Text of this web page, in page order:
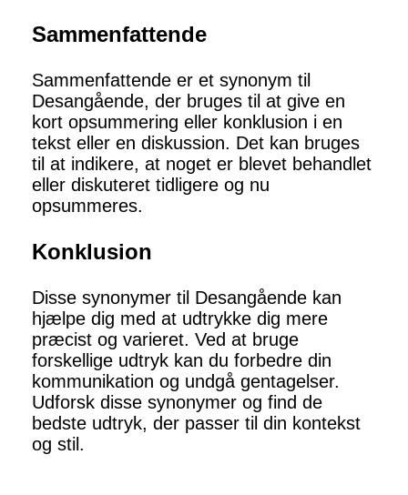
Sammenfattende
Sammenfattende er et synonym til
Desangående, der bruges til at give en
kort opsummering eller konklusion i en
tekst eller en diskussion. Det kan bruges
til at indikere, at noget er blevet behandlet
eller diskuteret tidligere og nu
opsummeres.
Konklusion
Disse synonymer til Desangående kan
hjælpe dig med at udtrykke dig mere
præcist og varieret. Ved at bruge
forskellige udtryk kan du forbedre din
kommunikation og undgå gentagelser.
Udforsk disse synonymer og find de
bedste udtryk, der passer til din kontekst
og stil.